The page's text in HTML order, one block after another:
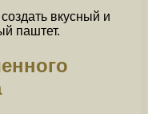
вкусный и
паштет.